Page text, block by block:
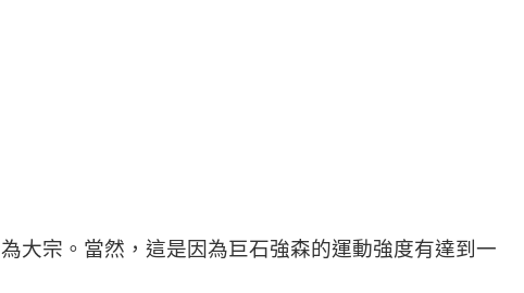
為大宗。當然，這是因為巨石強森的運動強度有達到一